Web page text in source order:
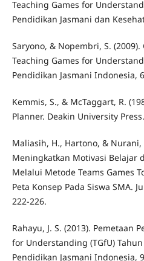
Teaching Games for
Pendidikan Jasmani dan
Saryono, & Nopembri, S.
Teaching Games for
Pendidikan Jasmani Indonesia,
Kemmis, S., & McTaggart, R.
Planner. Deakin University Press.
Maliasih, H., Hartono, & Nurani,
Meningkatkan Motivasi Belajar
Melalui Metode Teams Games
Peta Konsep Pada Siswa SMA.
222-226.
Rahayu, J. S. (2013). Pemetaan
for Understanding (TGfU)
Pendidikan Jasmani Indonesia,